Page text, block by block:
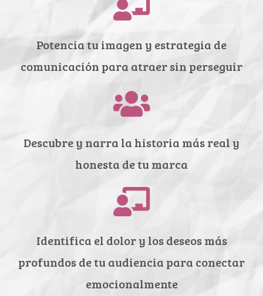
Potencia tu imagen y estrategia de
comunicación para atraer sin perseguir
Descubre y narra la historia más real y
honesta de tu marca
Identifica el dolor y los deseos más
profundos de tu audiencia para conectar
emocionalmente